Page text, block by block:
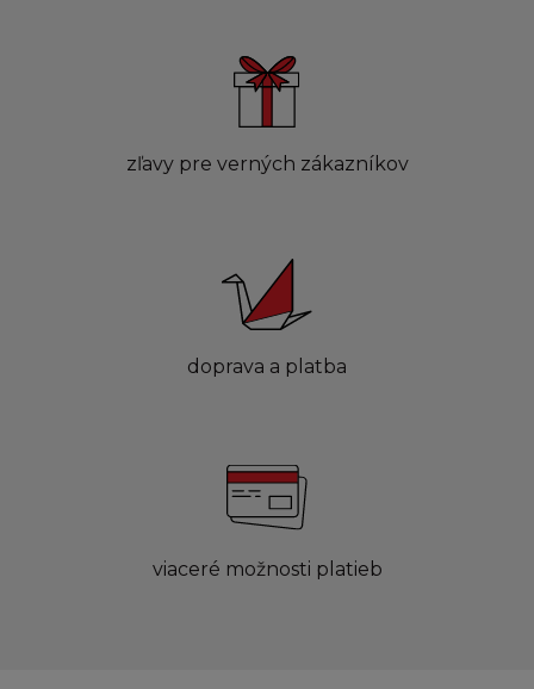
zľavy pre verných zákazníkov
doprava a platba
viaceré možnosti platieb